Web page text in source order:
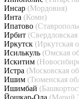
Инсар (Мордовия)
Инта (Коми)
Ипатово
Ирбит (Свердловская
Иркутск (Иркутская
Исилькуль (Омская
Искитим
Истра (Московская
Ишим (Тюменская
Ишимбай